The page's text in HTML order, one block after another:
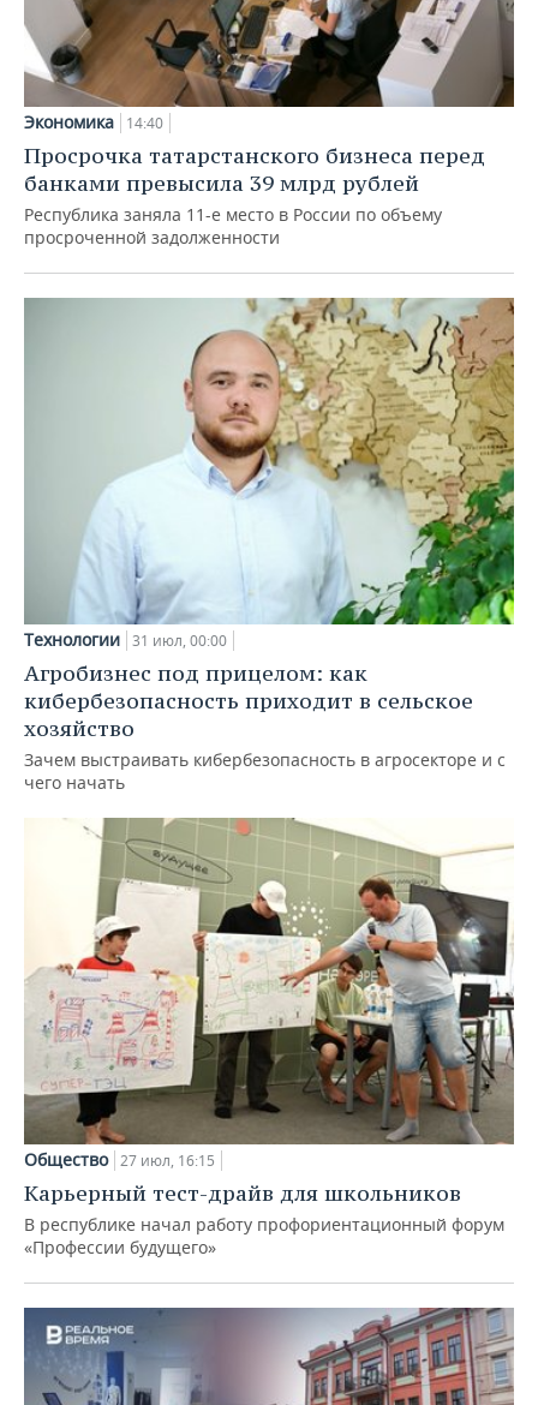
Экономика 14:40
Просрочка татарстанского бизнеса перед
банками превысила 39 млрд рублей
Республика заняла 11-е место в России по объему
просроченной задолженности
Технологии 31 июл, 00:00
Агробизнес под прицелом: как
кибербезопасность приходит в сельское
хозяйство
Зачем выстраивать кибербезопасность в агросекторе и с
чего начать
Общество 27 июл, 16:15
Карьерный тест-драйв для школьников
В республике начал работу профориентационный форум
«Профессии будущего»